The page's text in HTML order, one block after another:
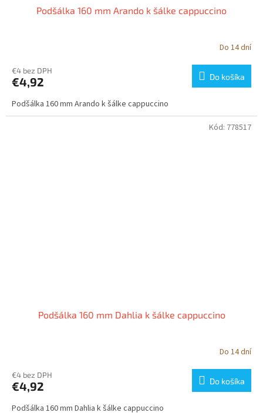
Podšálka 160 mm Arando k šálke cappuccino
Do 14 dní
€4 bez DPH
€4,92 Do košíka
Podšálka 160 mm Arando k šálke cappuccino
Podšálka 160 mm Dahlia k šálke cappuccino
Do 14 dní
€4 bez DPH
€4,92 Do košíka
Podšálka 160 mm Dahlia k šálke cappuccino
Kód: 778517